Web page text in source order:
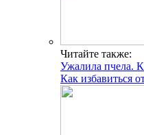
Читайте также:
Ужалила пчела.
Как избавиться